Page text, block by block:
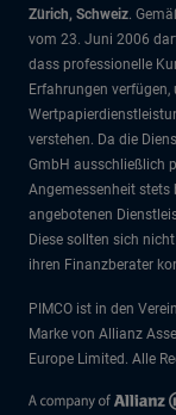
Zürich, Schweiz.
vom 23. Juni 2006
dass professionelle
Erfahrungen
verstehen. Da die
GmbH ausschließlich
Angemessenheit stets
angebotenen
Diese sollten sich
ihren Finanzberater
PIMCO ist in den
Marke von Allianz
Europe Limited. Alle